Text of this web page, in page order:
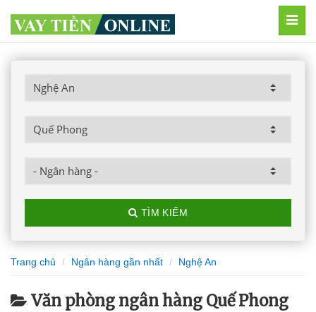
TÌM KIẾM
Trang chủ Ngân hàng gần nhất Nghệ An
Văn phòng ngân hàng Quế Phong